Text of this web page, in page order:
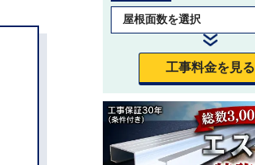
屋根面数を選択
工事料金を見る